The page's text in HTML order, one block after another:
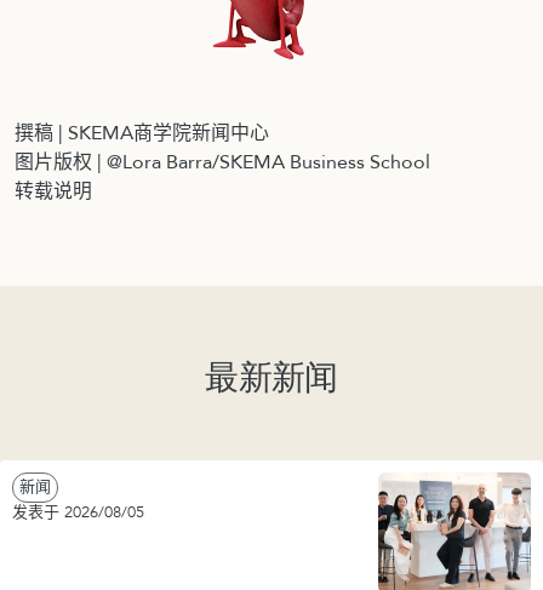
撰稿 | SKEMA商学院新闻中心
图片版权 | @Lora Barra/SKEMA Business School
转载说明
最新新闻
新闻
发表于 2026/08/05